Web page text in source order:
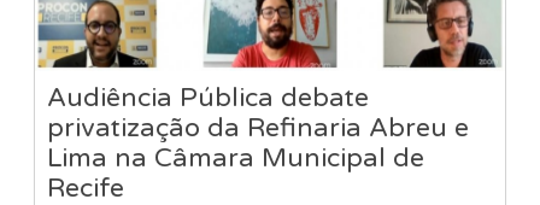
Audiência Pública debate
privatização da Refinaria Abreu e
Lima na Câmara Municipal de
Recife